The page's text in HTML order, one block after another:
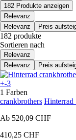
182 Produkte anzeigen
Relevanz
Relevanz
Preis
182 produkte
Sortieren nach
Relevanz
Relevanz
Preis
+-3
1 Farben
crankbrothers Hinterrad
Ab 520,09 CHF
410,25 CHF